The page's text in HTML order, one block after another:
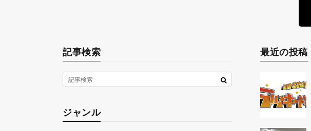
記事検索
ジャンル
最近の投稿